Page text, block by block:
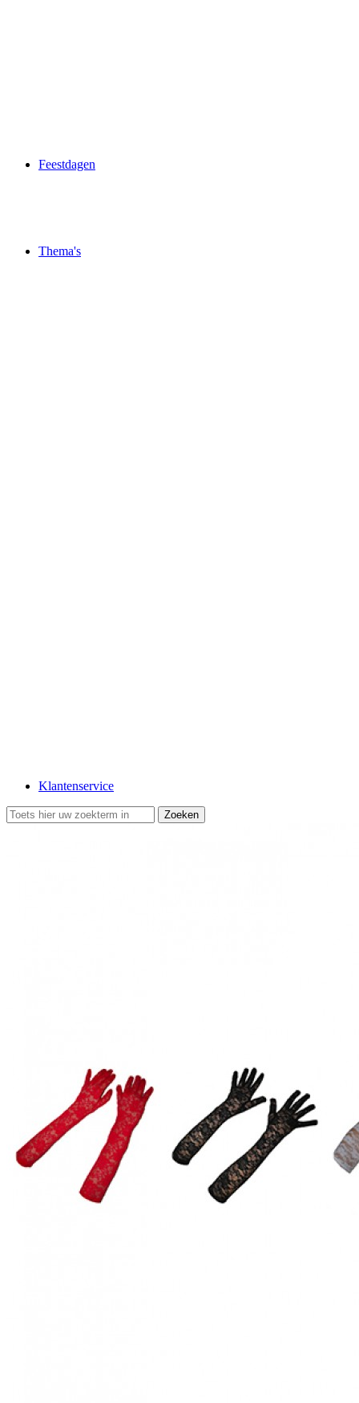
Feestdagen
Thema's
Klantenservice